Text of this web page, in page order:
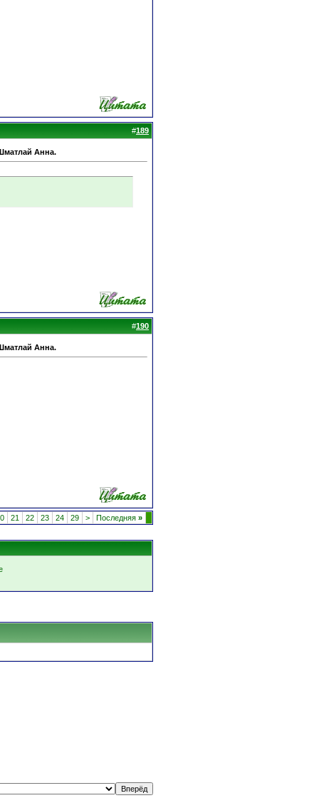
#189
Анна.
#190
Анна.
21 22 23 24 29 > Последняя »